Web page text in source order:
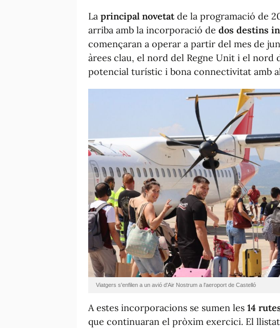
La principal novetatde la programació de
arriba amb la incorporació de dos destins
començaran a operar a partir del mes de
àrees clau, el nord del Regne Unit i el nord
potencial turístic i bona connectivitat amb
Viatgers s'enfilen a un avió d'Air Nostrum a l'aeroport de Castelló
A estes incorporacions se sumen les 14
que continuaran el pròxim exercici. El